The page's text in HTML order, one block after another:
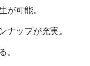
可能。
ップが充実。